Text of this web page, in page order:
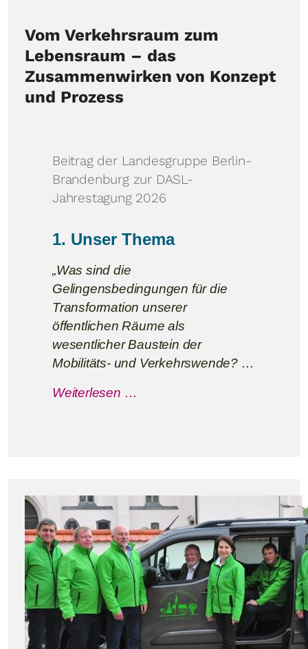
Vom Verkehrsraum zum
Lebensraum – das
Zusammenwirken von Konzept
und Prozess
Beitrag der Landesgruppe Berlin-
Brandenburg zur DASL-
Jahrestagung 2026
1. Unser Thema
„Was sind die
Gelingensbedingungen für die
Transformation unserer
öffentlichen Räume als
wesentlicher Baustein der
Mobilitäts- und Verkehrswende? …
Weiterlesen …